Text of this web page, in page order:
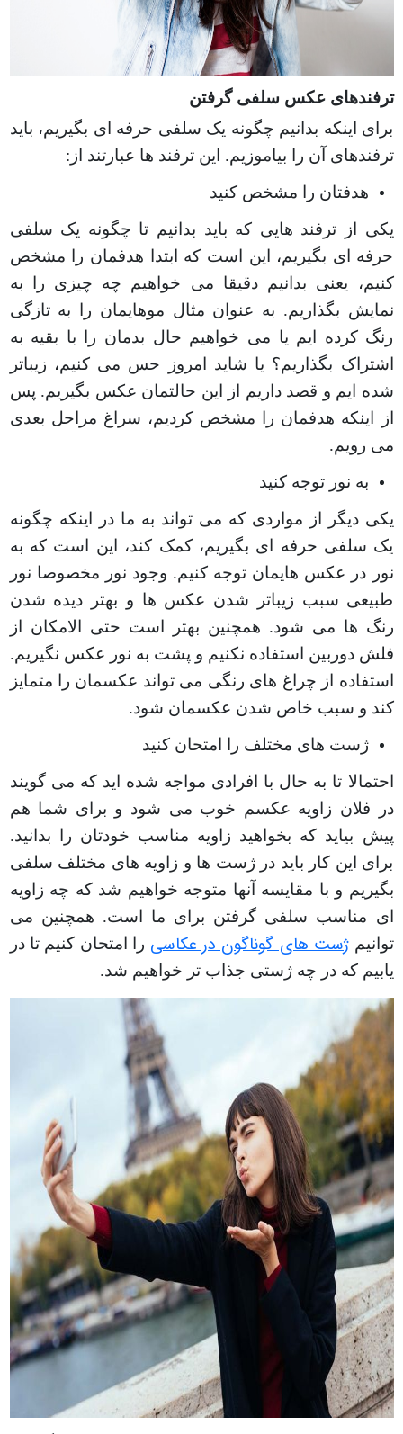
ترفندهای عکس سلفی گرفتن
برای اینکه بدانیم چگونه یک سلفی حرفه ای بگیریم، باید
ترفندهای آن را بیاموزیم. این ترفند ها عبارتند از :
هدفتان را مشخص کنید
یکی از ترفند هایی که باید بدانیم تا چگونه یک سلفی
حرفه ای بگیریم، این است که ابتدا هدفمان را مشخص
کنیم، یعنی بدانیم دقیقا می خواهیم چه چیزی را به
نمایش بگذاریم. به عنوان مثال موهایمان را به تازگی
رنگ کرده ایم یا می خواهیم حال بدمان را با بقیه به
اشتراک بگذاریم؟ یا شاید امروز حس می کنیم، زیباتر
شده ایم و قصد داریم از این حالتمان عکس بگیریم. پس
از اینکه هدفمان را مشخص کردیم، سراغ مراحل بعدی
می رویم.
به نور توجه کنید
یکی دیگر از مواردی که می تواند به ما در اینکه چگونه
یک سلفی حرفه ای بگیریم، کمک کند، این است که به
نور در عکس هایمان توجه کنیم. وجود نور مخصوصا نور
طبیعی سبب زیباتر شدن عکس ها و بهتر دیده شدن
رنگ ها می شود. همچنین بهتر است حتی الامکان از
فلش دوربین استفاده نکنیم و پشت به نور عکس نگیریم.
استفاده از چراغ های رنگی می تواند عکسمان را متمایز
کند و سبب خاص شدن عکسمان شود.
ژست های مختلف را امتحان کنید
احتمالا تا به حال با افرادی مواجه شده اید که می گویند
در فلان زاویه عکسم خوب می شود و برای شما هم
پیش بیاید که بخواهید زاویه مناسب خودتان را بدانید.
برای این کار باید در ژست ها و زاویه های مختلف سلفی
بگیریم و با مقایسه آنها متوجه خواهیم شد که چه زاویه
ای مناسب سلفی گرفتن برای ما است. همچنین می
توانیم ژست های گوناگون در عکاسی را امتحان کنیم تا در
یابیم که در چه ژستی جذاب تر خواهیم شد.